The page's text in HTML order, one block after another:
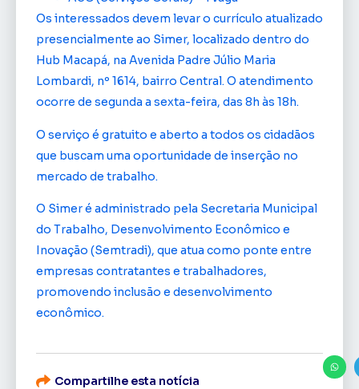
Os interessados devem levar o currículo atualizado
presencialmente ao Simer, localizado dentro do
Hub Macapá, na Avenida Padre Júlio Maria
Lombardi, nº 1614, bairro Central. O atendimento
ocorre de segunda a sexta-feira, das 8h às 18h.
O serviço é gratuito e aberto a todos os cidadãos
que buscam uma oportunidade de inserção no
mercado de trabalho.
O Simer é administrado pela Secretaria Municipal
do Trabalho, Desenvolvimento Econômico e
Inovação (Semtradi), que atua como ponte entre
empresas contratantes e trabalhadores,
promovendo inclusão e desenvolvimento
econômico.
Compartilhe esta notícia